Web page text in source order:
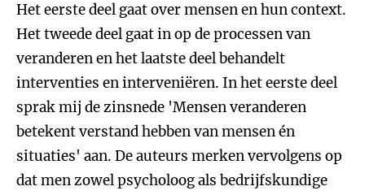
Het eerste deel gaat over mensen en hun context.
Het tweede deel gaat in op de processen van
veranderen en het laatste deel behandelt
interventies en interveniëren. In het eerste deel
sprak mij de zinsnede 'Mensen veranderen
betekent verstand hebben van mensen én
situaties' aan. De auteurs merken vervolgens op
dat men zowel psycholoog als bedrijfskundige